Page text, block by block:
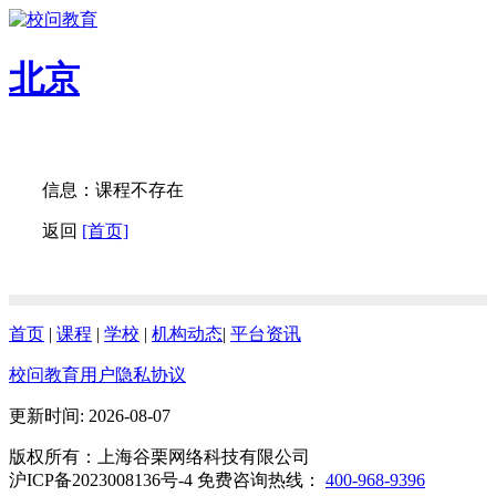
北京
信息：课程不存在
返回 [首页]
首页 | 课程 | 学校 | 机构动态| 平台资讯
校问教育用户隐私协议
更新时间: 2026-08-07
版权所有：上海谷栗网络科技有限公司
沪ICP备2023008136号-4 免费咨询热线： 400-968-9396